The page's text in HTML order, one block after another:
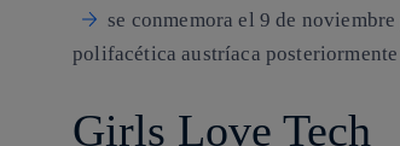
se conmemora el 9 de
polifacética austríaca
Girls Love Tech